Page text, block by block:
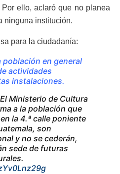
ello, aclaró que no planea
ninguna institución.
para la ciudadanía:
población en general
actividades
instalaciones.
Ministerio de Cultura
a la población que
la 4.ª calle poniente
son
y no se cederán,
sede de futuras